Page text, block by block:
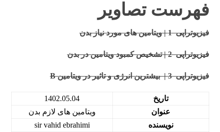
فهرست تصاویر
فیزیوتراپی 1 | ویتامین های مورد نیاز بدن
فیزیوتراپی 2 | تشخیص کمبود ویتامین در بدن
فیزیوتراپی 3 | بیشترین انرژی و تاثیر در ویتامین B
تاریخ
1402.05.04
عنوان
ویتامین های لازم بدن
نویسنده
sir vahid ebrahimi